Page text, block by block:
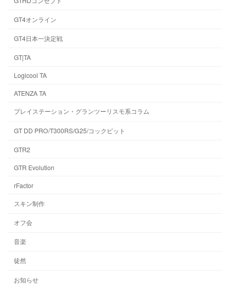
GT4オンライン
GT4日本一決定戦
GT|TA
Logicool TA
ATENZA TA
プレイステーション・グランツーリスモ系コラム
GT DD PRO/T300RS/G25/コックピット
GTR2
GTR Evolution
rFactor
スキン制作
オフ会
音楽
徒然
お知らせ